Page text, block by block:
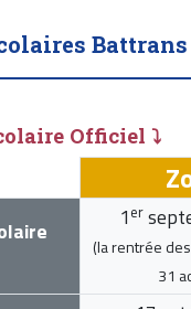
Battrans
Officiel ⤵
1 er
(la rentrée
31